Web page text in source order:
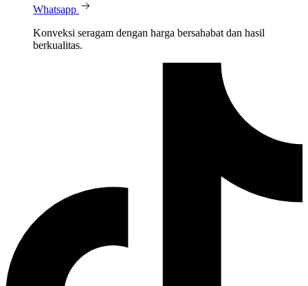
Whatsapp
Konveksi seragam dengan harga bersahabat dan hasil
berkualitas.